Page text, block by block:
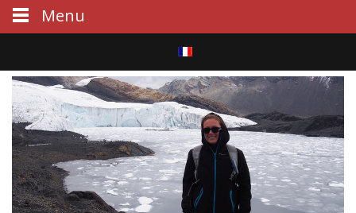
S
e
a
r
c
Menu